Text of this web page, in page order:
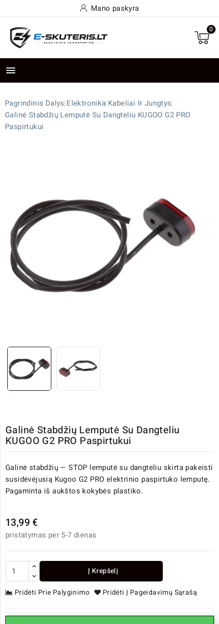
Mano paskyra
0

Pagrindinis Dalys Elektronika Kabeliai Ir Jungtys
Galinė Stabdžių Lemputė Su Dangteliu KUGOO G2 PRO
Paspirtukui
Galinė Stabdžių Lemputė Su Dangteliu
KUGOO G2 PRO Paspirtukui
Galinė stabdžių — STOP lemputė su dangteliu skirta pakeisti
susidėvėjusią Kugoo G2 PRO elektrinio paspirtuko lemputę.
Pagaminta iš aukštos kokybės plastiko.
13,99 €
pristatymas per 5-7 dienas
Į Krepšelį
Pridėti Prie Palyginimo Pridėti Į Pageidavimų Sąrašą